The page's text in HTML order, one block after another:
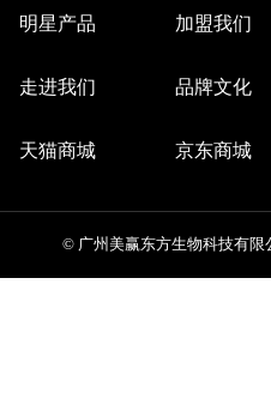
明星产品 加盟我们
走进我们 品牌文化
天猫商城 京东商城
© 广州美赢东方生物科技有限